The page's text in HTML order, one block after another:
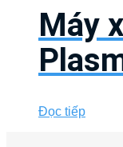
Máy
Đọc tiếp